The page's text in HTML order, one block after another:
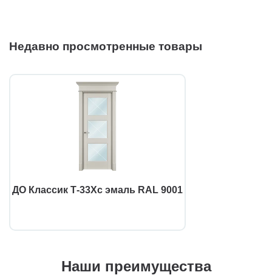
Недавно просмотренные товары
ДО Классик Т-33Хс эмаль RAL 9001
Наши преимущества